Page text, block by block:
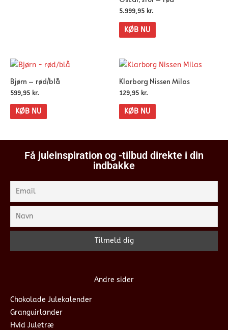
5.999,95 kr.
KØB NU
Bjørn – rød/blå
599,95 kr.
KØB NU
Klarborg Nissen Milas
129,95 kr.
KØB NU
Få juleinspiration og -tilbud direkte i din
indbakke
Andre sider
Chokolade Julekalender
Granguirlander
Hvid Juletræ